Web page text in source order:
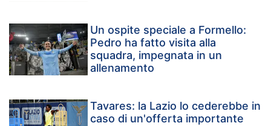
Un ospite speciale a Formello:
Pedro ha fatto visita alla
squadra, impegnata in un
allenamento
Tavares: la Lazio lo cederebbe in
caso di un'offerta importante